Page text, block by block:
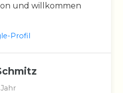
und willkommen
Profil